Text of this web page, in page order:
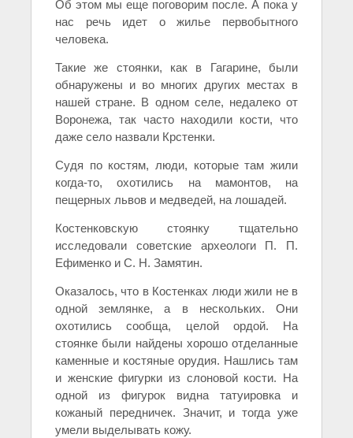
Об этом мы еще поговорим после. А пока у
нас речь идет о жилье первобытного
человека.
Такие же стоянки, как в Гагарине, были
обнаружены и во многих других местах в
нашей стране. В одном селе, недалеко от
Воронежа, так часто находили кости, что
даже село назвали Крстенки.
Судя по костям, люди, которые там жили
когда-то, охотились на мамонтов, на
пещерных львов и медведей, на лошадей.
Костенковскую стоянку тщательно
исследовали советские археологи П. П.
Ефименко и С. Н. Замятин.
Оказалось, что в Костенках люди жили не в
одной землянке, а в нескольких. Они
охотились сообща, целой ордой. На
стоянке были найдены хорошо отделанные
каменные и костяные орудия. Нашлись там
и женские фигурки из слоновой кости. На
одной из фигурок видна татуировка и
кожаный передничек. Значит, и тогда уже
умели выделывать кожу.